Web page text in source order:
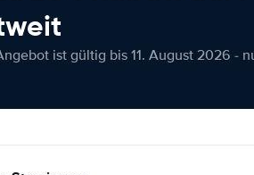
ist gültig bis 11. August 2026 -